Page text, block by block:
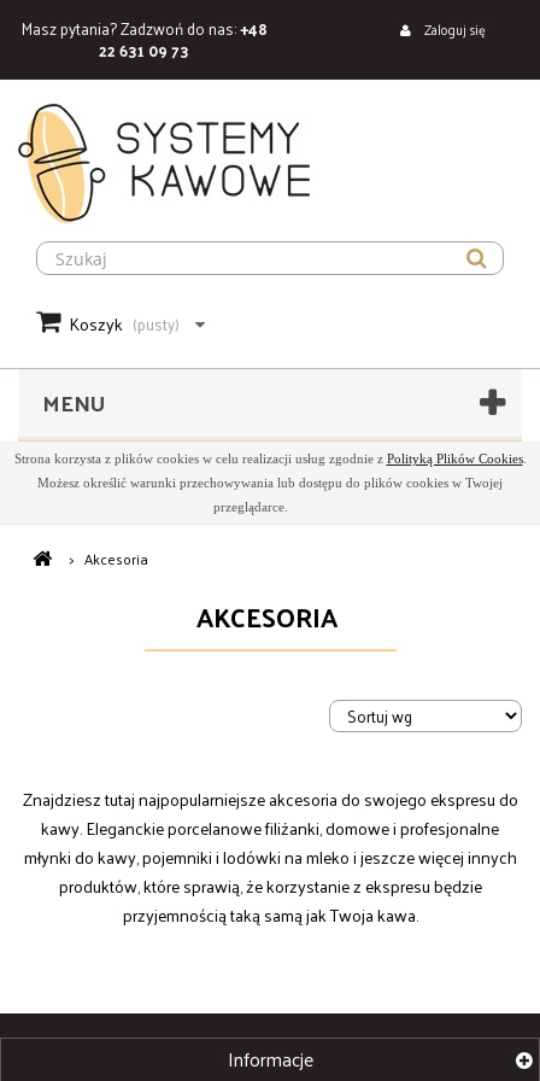
Zaloguj się
Masz pytania? Zadzwoń do nas:+48
22 631 09 73
Koszyk (pusty)
MENU
Strona korzysta z plików cookies w celu realizacji usług zgodnie z Polityką Plików Cookies.
Możesz określić warunki przechowywania lub dostępu do plików cookies w Twojej
przeglądarce.
> Akcesoria
AKCESORIA
Znajdziesz tutaj najpopularniejsze akcesoria do swojego ekspresu do
kawy. Eleganckie porcelanowe filiżanki, domowe i profesjonalne
młynki do kawy, pojemniki i lodówki na mleko i jeszcze więcej innych
produktów, które sprawią, że korzystanie z ekspresu będzie
przyjemnością taką samą jak Twoja kawa.
Informacje